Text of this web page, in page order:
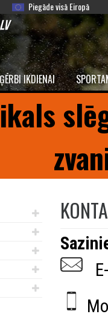
Piegāde visā Eiropā
IKDIENAI